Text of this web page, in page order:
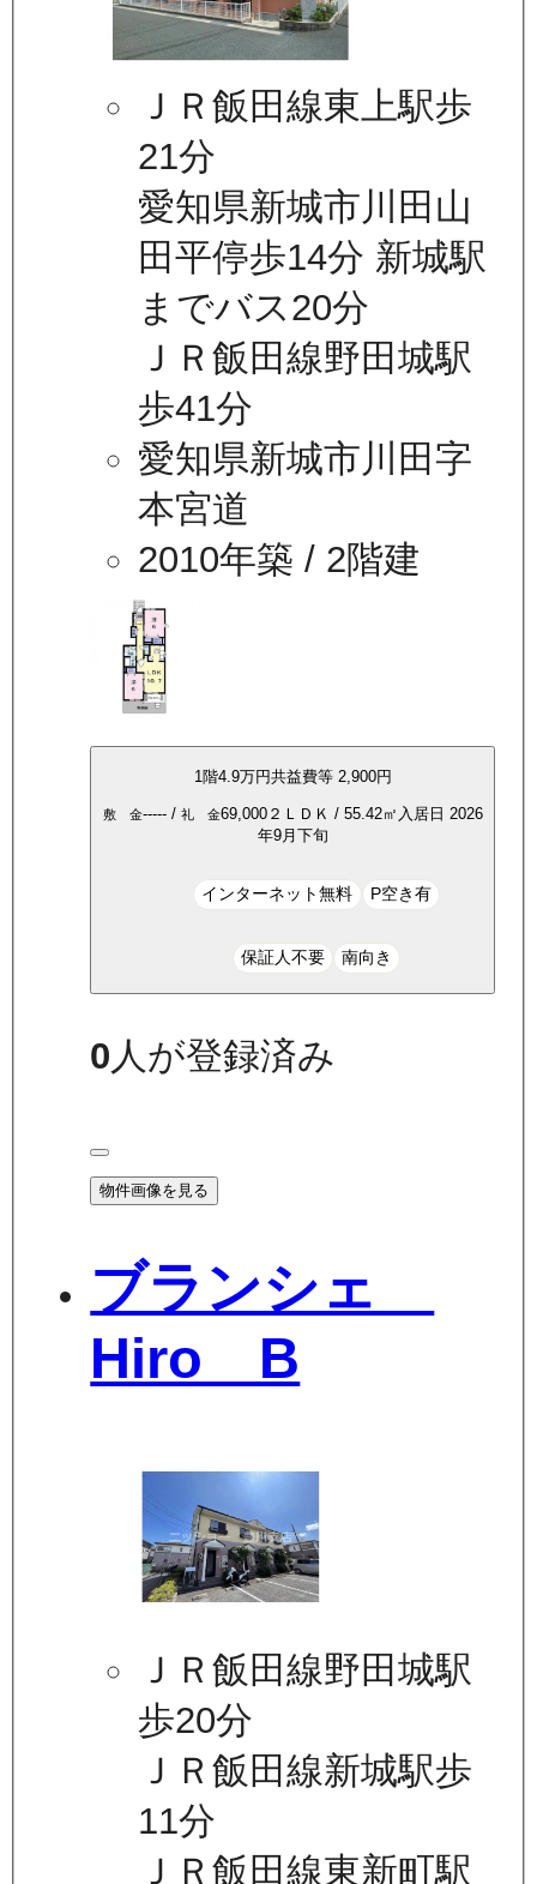
ＪＲ飯田線東上駅歩
21分
愛知県新城市川田山
田平停歩14分 新城駅
までバス20分
ＪＲ飯田線野田城駅
歩41分
愛知県新城市川田字
本宮道
2010年築 / 2階建
1階4.9万円共益費等 2,900円
敷 金-----/ 礼 金69,000２ＬＤＫ / 55.42㎡ 入居日 2026
年9月下旬
インターネット無料 P空き有
保証人不要 南向き
0 人が登録済み
物件画像を見る
ブランシェ
Hiro B
ＪＲ飯田線野田城駅
歩20分
ＪＲ飯田線新城駅歩
11分
ＪＲ飯田線東新町駅